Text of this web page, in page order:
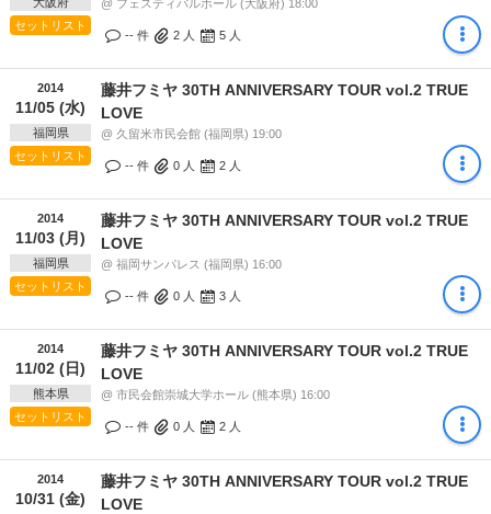
セットリスト
@ フェスティバルホール (大阪府) 18:00
-- 件 2 人 5 人
2014
11/05 (水)
福岡県
セットリスト
藤井フミヤ 30TH ANNIVERSARY TOUR vol.2 TRUE
LOVE
@ 久留米市民会館 (福岡県) 19:00
-- 件 0 人 2 人
2014
11/03 (月)
福岡県
セットリスト
藤井フミヤ 30TH ANNIVERSARY TOUR vol.2 TRUE
LOVE
@ 福岡サンパレス (福岡県) 16:00
-- 件 0 人 3 人
2014
11/02 (日)
熊本県
セットリスト
藤井フミヤ 30TH ANNIVERSARY TOUR vol.2 TRUE
LOVE
@ 市民会館崇城大学ホール (熊本県) 16:00
-- 件 0 人 2 人
2014
10/31 (金)
藤井フミヤ 30TH ANNIVERSARY TOUR vol.2 TRUE
LOVE